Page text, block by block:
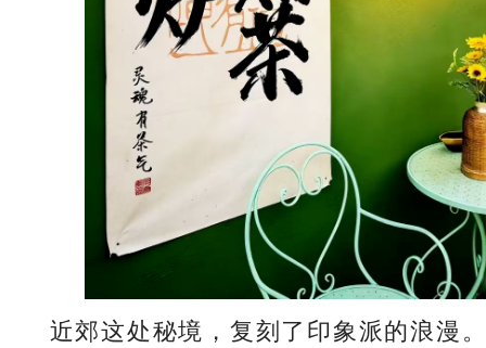
近郊这处秘境，复刻了印象派的浪漫